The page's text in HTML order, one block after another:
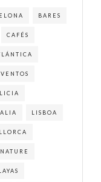
BARES
CAFÉS
LISBOA
NATURE